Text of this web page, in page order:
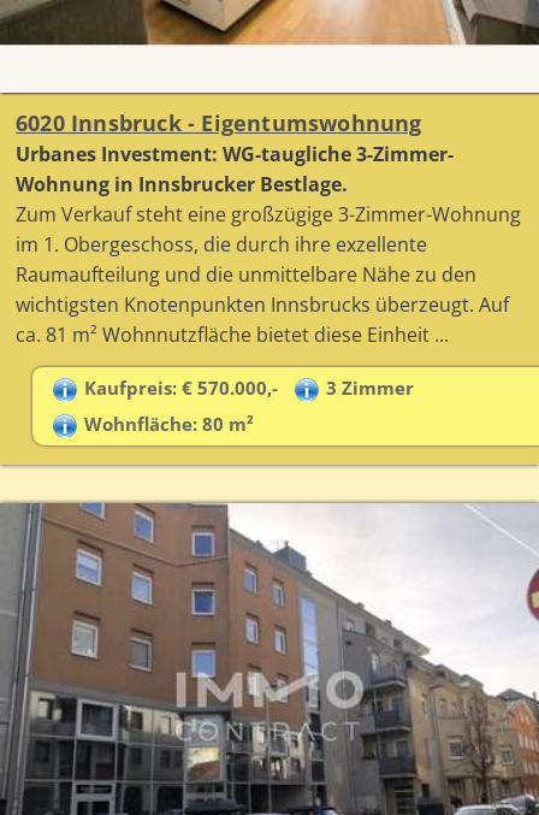
6020 Innsbruck - Eigentumswohnung
Urbanes Investment: WG-taugliche 3-Zimmer-
Wohnung in Innsbrucker Bestlage.
Zum Verkauf steht eine großzügige 3-Zimmer-Wohnung
im 1. Obergeschoss, die durch ihre exzellente
Raumaufteilung und die unmittelbare Nähe zu den
wichtigsten Knotenpunkten Innsbrucks überzeugt. Auf
ca. 81 m² Wohnnutzfläche bietet diese Einheit ...
Kaufpreis: € 570.000,-
3 Zimmer
Wohnfläche: 80 m²